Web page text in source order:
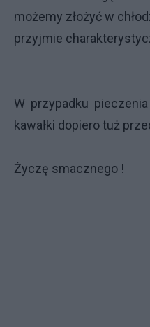
możemy złożyć w
przyjmie
W przypadku
kawałki dopiero tuż
Życzę smacznego !